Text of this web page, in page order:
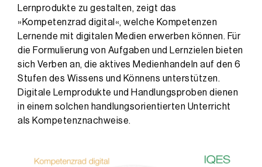
Lernprodukte zu gestalten, zeigt das
»Kompetenzrad digital«, welche Kompetenzen
Lernende mit digitalen Medien erwerben können. Für
die Formulierung von Aufgaben und Lernzielen bieten
sich Verben an, die aktives Medienhandeln auf den 6
Stufen des Wissens und Könnens unterstützen.
Digitale Lernprodukte und Handlungsproben dienen
in einem solchen handlungsorientierten Unterricht
als Kompetenznachweise.